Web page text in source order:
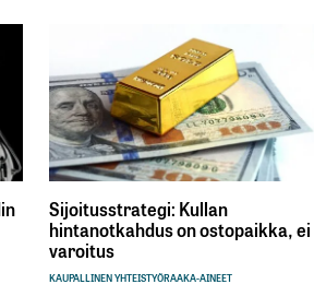
Sijoitusstrategi: Kullan
hintanotkahdus on ostopaikka, ei
varoitus
KAUPALLINEN YHTEISTYÖRAAKA-AINEET